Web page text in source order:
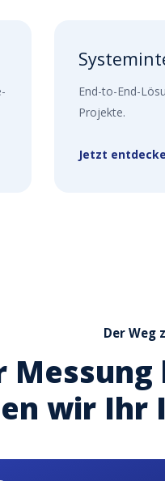
End-to-End-
Projekte.
Jetzt
Der Weg
wir Ihr